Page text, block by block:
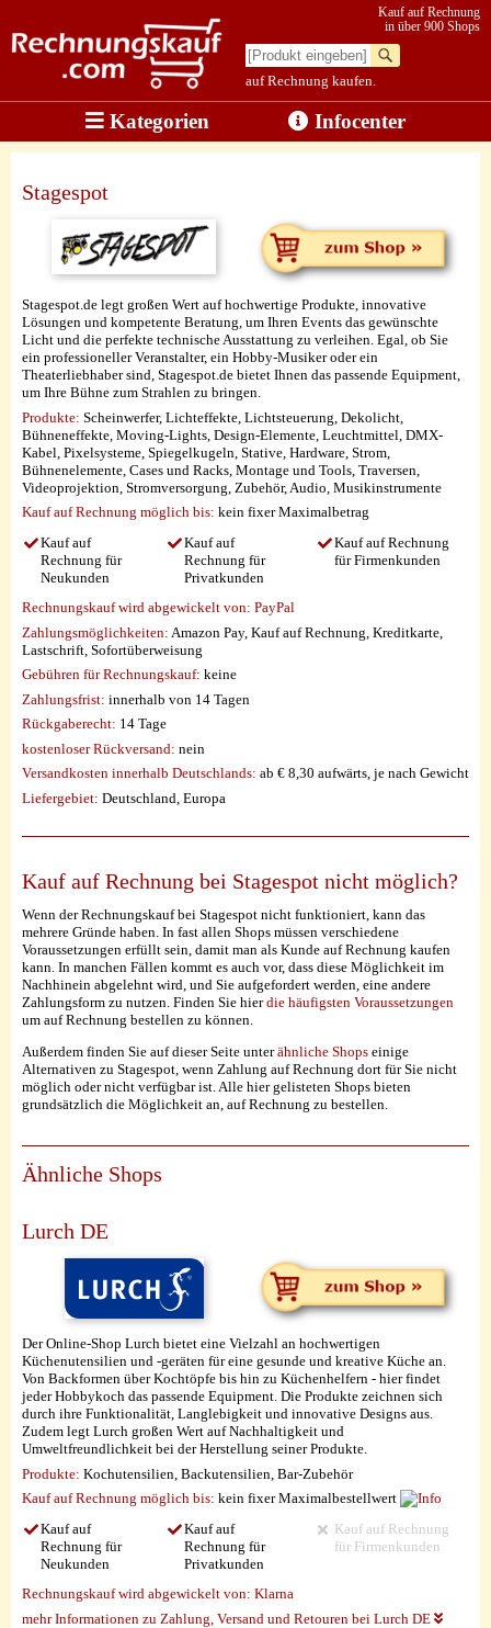
auf Rechnung kaufen.
Kauf auf Rechnung
in über 900 Shops
Kategorien Infocenter
Stagespot
Stagespot.de legt großen Wert auf hochwertige Produkte, innovative
Lösungen und kompetente Beratung, um Ihren Events das gewünschte
Licht und die perfekte technische Ausstattung zu verleihen. Egal, ob Sie
ein professioneller Veranstalter, ein Hobby-Musiker oder ein
Theaterliebhaber sind, Stagespot.de bietet Ihnen das passende Equipment,
um Ihre Bühne zum Strahlen zu bringen.
Produkte: Scheinwerfer, Lichteffekte, Lichtsteuerung, Dekolicht,
Bühneneffekte, Moving-Lights, Design-Elemente, Leuchtmittel, DMX-
Kabel, Pixelsysteme, Spiegelkugeln, Stative, Hardware, Strom,
Bühnenelemente, Cases und Racks, Montage und Tools, Traversen,
Videoprojektion, Stromversorgung, Zubehör, Audio, Musikinstrumente
Kauf auf Rechnung möglich bis: kein fixer Maximalbetrag
Kauf auf
Rechnung für
Neukunden
Kauf auf
Rechnung für
Privatkunden
Kauf auf Rechnung
für Firmenkunden
Rechnungskauf wird abgewickelt von: PayPal
Zahlungsmöglichkeiten: Amazon Pay, Kauf auf Rechnung, Kreditkarte,
Lastschrift, Sofortüberweisung
Gebühren für Rechnungskauf: keine
Zahlungsfrist: innerhalb von 14 Tagen
Rückgaberecht: 14 Tage
kostenloser Rückversand: nein
Versandkosten innerhalb Deutschlands: ab € 8,30 aufwärts, je nach Gewicht
Liefergebiet: Deutschland, Europa
Kauf auf Rechnung bei Stagespot nicht möglich?
Wenn der Rechnungskauf bei Stagespot nicht funktioniert, kann das
mehrere Gründe haben. In fast allen Shops müssen verschiedene
Voraussetzungen erfüllt sein, damit man als Kunde auf Rechnung kaufen
kann. In manchen Fällen kommt es auch vor, dass diese Möglichkeit im
Nachhinein abgelehnt wird, und Sie aufgefordert werden, eine andere
Zahlungsform zu nutzen. Finden Sie hierdie häufigsten Voraussetzungen
um auf Rechnung bestellen zu können.
Außerdem finden Sie auf dieser Seite unterähnliche Shops einige
Alternativen zu Stagespot, wenn Zahlung auf Rechnung dort für Sie nicht
möglich oder nicht verfügbar ist. Alle hier gelisteten Shops bieten
grundsätzlich die Möglichkeit an, auf Rechnung zu bestellen.
Ähnliche Shops
Lurch DE
Der Online-Shop Lurch bietet eine Vielzahl an hochwertigen
Küchenutensilien und -geräten für eine gesunde und kreative Küche an.
Von Backformen über Kochtöpfe bis hin zu Küchenhelfern - hier findet
jeder Hobbykoch das passende Equipment. Die Produkte zeichnen sich
durch ihre Funktionalität, Langlebigkeit und innovative Designs aus.
Zudem legt Lurch großen Wert auf Nachhaltigkeit und
Umweltfreundlichkeit bei der Herstellung seiner Produkte.
Produkte: Kochutensilien, Backutensilien, Bar-Zubehör
Kauf auf Rechnung möglich bis: kein fixer Maximalbestellwert
Kauf auf
Rechnung für
Neukunden
Kauf auf
Rechnung für
Privatkunden
Kauf auf Rechnung
für Firmenkunden
Rechnungskauf wird abgewickelt von: Klarna
mehr Informationen zu Zahlung, Versand und Retouren bei Lurch DE